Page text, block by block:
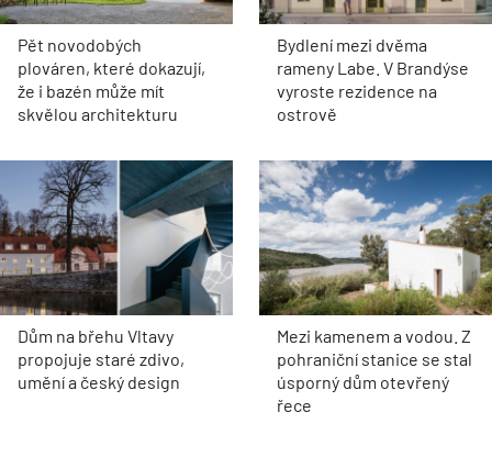
Pět novodobých
plováren, které dokazují,
že i bazén může mít
skvělou architekturu
Bydlení mezi dvěma
rameny Labe. V Brandýse
vyroste rezidence na
ostrově
Dům na břehu Vltavy
propojuje staré zdivo,
umění a český design
Mezi kamenem a vodou. Z
pohraniční stanice se stal
úsporný dům otevřený
řece